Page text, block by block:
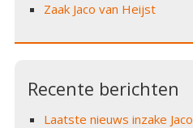
Zaak Jaco van Heijst
Recente berichten
Laatste nieuws inzake Jaco